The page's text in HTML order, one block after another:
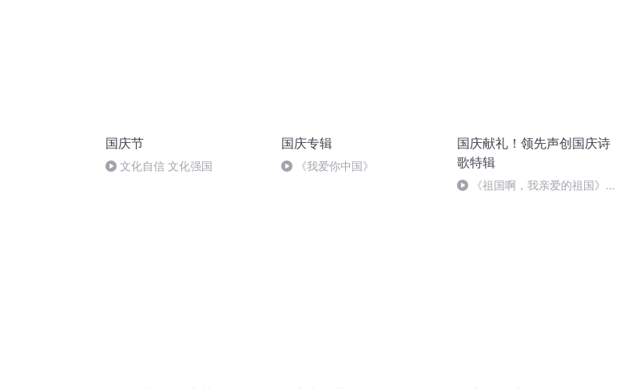
国庆节
文化自信 文化强国
国庆专辑
《我爱你中国》
国庆献礼！领先声创国庆诗
歌特辑
《祖国啊，我亲爱的祖国》温